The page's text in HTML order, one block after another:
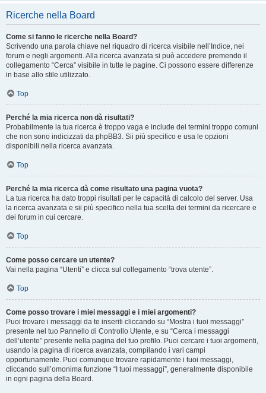
Ricerche nella Board
Come si fanno le ricerche nella Board?
Scrivendo una parola chiave nel riquadro di ricerca visibile nell’Indice, nei
forum e negli argomenti. Alla ricerca avanzata si può accedere premendo il
collegamento “Cerca” visibile in tutte le pagine. Ci possono essere differenze
in base allo stile utilizzato.
Top
Perché la mia ricerca non dà risultati?
Probabilmente la tua ricerca è troppo vaga e include dei termini troppo comuni
che non sono indicizzati da phpBB3. Sii più specifico e usa le opzioni
disponibili nella ricerca avanzata.
Top
Perché la mia ricerca dà come risultato una pagina vuota?
La tua ricerca ha dato troppi risultati per le capacità di calcolo del server. Usa
la ricerca avanzata e sii più specifico nella tua scelta dei termini da ricercare e
dei forum in cui cercare.
Top
Come posso cercare un utente?
Vai nella pagina “Utenti” e clicca sul collegamento “trova utente”.
Top
Come posso trovare i miei messaggi e i miei argomenti?
Puoi trovare i messaggi da te inseriti cliccando su “Mostra i tuoi messaggi”
presente nel tuo Pannello di Controllo Utente, e su “Cerca i messaggi
dell’utente” presente nella pagina del tuo profilo. Puoi cercare i tuoi argomenti,
usando la pagina di ricerca avanzata, compilando i vari campi
opportunamente. Puoi comunque trovare rapidamente i tuoi messaggi,
cliccando sull’omonima funzione “I tuoi messaggi”, generalmente disponibile
in ogni pagina della Board.